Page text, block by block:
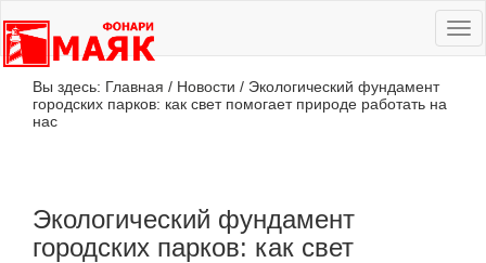
Вы здесь: Главная / Новости / Экологический фундамент
городских парков: как свет помогает природе работать на
нас
Экологический фундамент
городских парков: как свет